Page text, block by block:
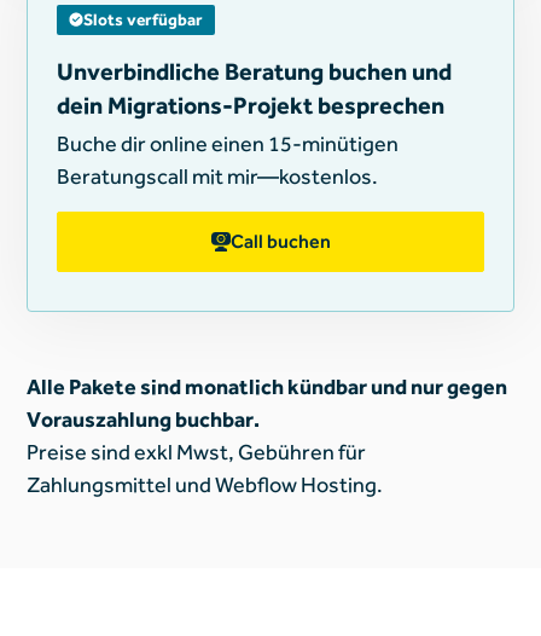
Slots verfügbar
Unverbindliche Beratung buchen und
dein Migrations-Projekt besprechen
Buche dir online einen 15-minütigen
Beratungscall mit mir—kostenlos.
Call buchen
Alle Pakete sind monatlich kündbar und nur gegen
Vorauszahlung buchbar.
Preise sind exkl Mwst, Gebühren für
Zahlungsmittel und Webflow Hosting.